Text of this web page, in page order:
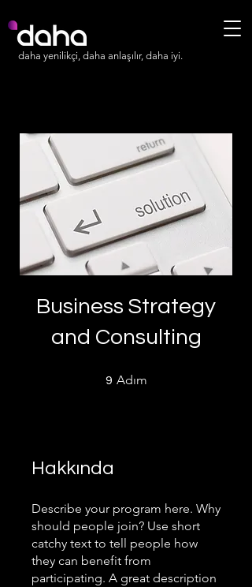
daha yenilikçi, daha anlaşılır, daha iyi.
Business Strategy
and Consulting
9 Adım
Hakkında
Describe your program here. Why
should people join? Use short
catchy text to tell people how
they can benefit from
participating. A great description